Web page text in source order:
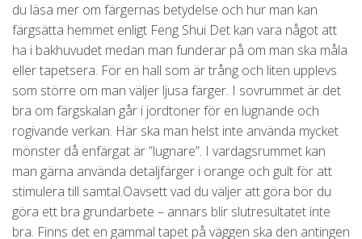
du läsa mer om färgernas betydelse och hur man kan
färgsätta hemmet enligt Feng Shui Det kan vara något att
ha i bakhuvudet medan man funderar på om man ska måla
eller tapetsera. För en hall som är trång och liten upplevs
som större om man väljer ljusa färger. I sovrummet är det
bra om färgskalan går i jordtoner för en lugnande och
rogivande verkan. Här ska man helst inte använda mycket
mönster då enfärgat är ”lugnare”. I vardagsrummet kan
man gärna använda detaljfärger i orange och gult för att
stimulera till samtal.Oavsett vad du väljer att göra bör du
göra ett bra grundarbete – annars blir slutresultatet inte
bra. Finns det en gammal tapet på väggen ska den antingen